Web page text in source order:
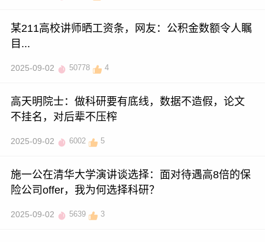
某211高校讲师晒工资条，网友：公积金数额令人瞩
目...
2025-09-02 50778 4
高天明院士：做科研要有底线，数据不造假，论文
不挂名，对后辈不压榨
2025-09-02 6002 5
施一公在清华大学演讲谈选择：面对待遇高8倍的保
险公司offer，我为何选择科研？
2025-09-02 5639 3